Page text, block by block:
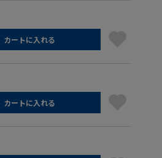
カートに入れる
カートに入れる